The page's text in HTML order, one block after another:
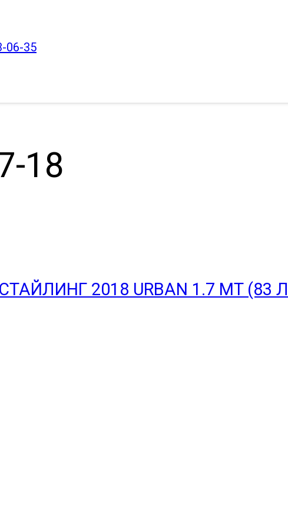
06-35
18
2018 URBAN 1.7 MT (83